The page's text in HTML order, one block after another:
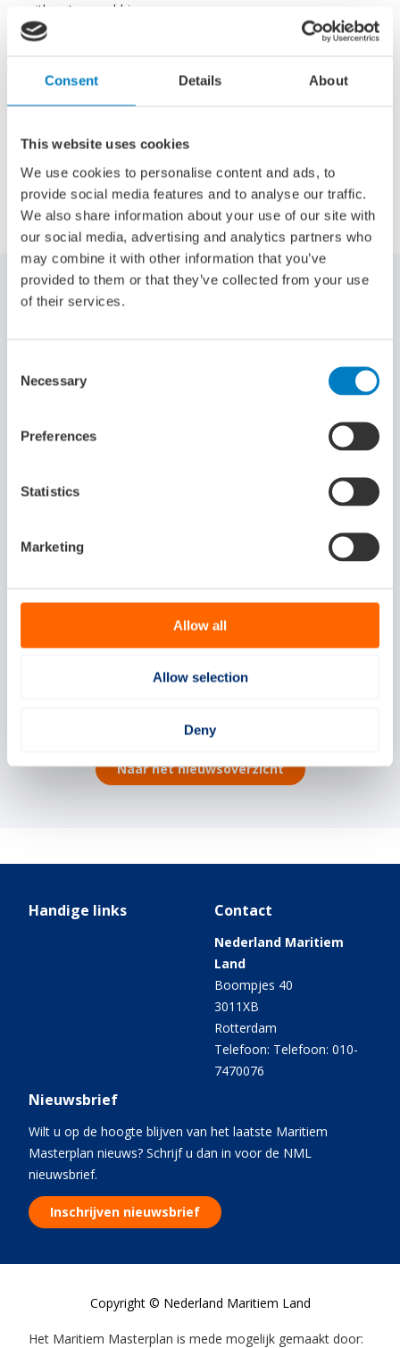
Consent Details About
This website uses cookies
We use cookies to personalise content and ads, to
provide social media features and to analyse our traffic.
We also share information about your use of our site with
our social media, advertising and analytics partners who
may combine it with other information that you’ve
provided to them or that they’ve collected from your use
of their services.
Selection
Necessary
Preferences
Statistics
Marketing
Allow all
Allow selection
Deny
uitkomt en meld je aan.
Delen via:
Gerelateerde artikelen
Human Capital
energietransitie in het Zero Emission Lab
Naar het nieuwsoverzicht
Handige links Contact
Nederland Maritiem
Land
Boompjes 40
3011XB
Rotterdam
Telefoon: Telefoon: 010-
7470076
Nieuwsbrief
Wilt u op de hoogte blijven van het laatste Maritiem
Masterplan nieuws? Schrijf u dan in voor de NML
nieuwsbrief.
Inschrijven nieuwsbrief
Copyright © Nederland Maritiem Land
Het Maritiem Masterplan is mede mogelijk gemaakt door: